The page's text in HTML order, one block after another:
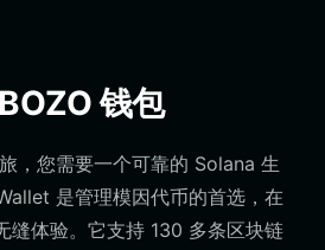
钱包
，您需要一个可靠的 Solana 生
是管理模因代币的首选，在
缝体验。它支持 130 多条区块链